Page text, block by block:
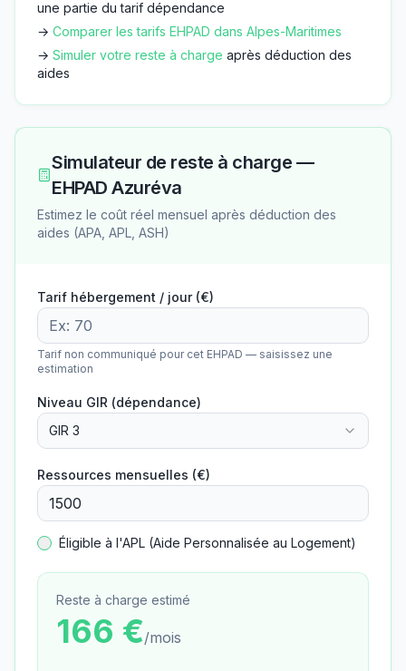
une partie du tarif dépendance
→ Comparer les tarifs EHPAD dans Alpes-Maritimes
→ Simuler votre reste à charge après déduction des
aides
Simulateur de reste à charge —
EHPAD Azuréva
Estimez le coût réel mensuel après déduction des
aides (APA, APL, ASH)
Tarif hébergement / jour (€)
Tarif non communiqué pour cet EHPAD — saisissez une
estimation
Niveau GIR (dépendance)
GIR 3
Ressources mensuelles (€)
Éligible à l'APL (Aide Personnalisée au Logement)
Reste à charge estimé
166 €/mois